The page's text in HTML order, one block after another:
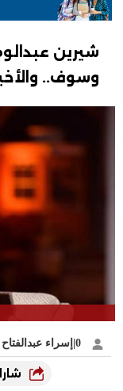
شيرين
وسوف.. والأخير